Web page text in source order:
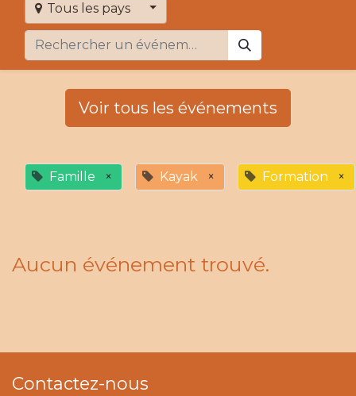
Tous les pays
Voir tous les événements
Famille × Kayak × Formation ×
Aucun événement trouvé.
Contactez-nous